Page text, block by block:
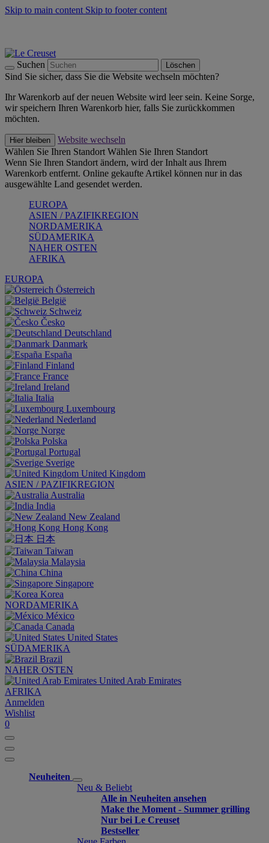
Skip to main content Skip to footer content
Suchen Löschen
Sind Sie sicher, dass Sie die Website wechseln möchten?
Ihr Warenkorb auf der neuen Website wird leer sein. Keine Sorge,
wir speichern Ihren Warenkorb hier, falls Sie zurückkommen
möchten.
Hier bleiben
Website wechseln
Wählen Sie Ihren Standort Wählen Sie Ihren Standort
Wenn Sie Ihren Standort ändern, wird der Inhalt aus Ihrem
Warenkorb entfernt. Online gekaufte Artikel können nur in das
ausgewählte Land gesendet werden.
EUROPA
ASIEN / PAZIFIKREGION
NORDAMERIKA
SÜDAMERIKA
NAHER OSTEN
AFRIKA
EUROPA
Österreich
België
Schweiz
Česko
Deutschland
Danmark
España
Finland
France
Ireland
Italia
Luxembourg
Nederland
Norge
Polska
Portugal
Sverige
United Kingdom
ASIEN / PAZIFIKREGION
Australia
India
New Zealand
Hong Kong
日本
Taiwan
Malaysia
China
Singapore
Korea
NORDAMERIKA
México
Canada
United States
SÜDAMERIKA
Brazil
NAHER OSTEN
United Arab Emirates
AFRIKA
Anmelden
Wishlist
0
Neuheiten
Neu & Beliebt
Alle in Neuheiten ansehen
Make the Moment - Summer grilling
Nur bei Le Creuset
Bestseller